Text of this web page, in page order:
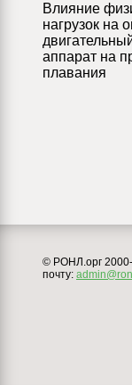
Влияние
нагрузок на
аппарат на
плавания
© РОНЛ.орг
почту: